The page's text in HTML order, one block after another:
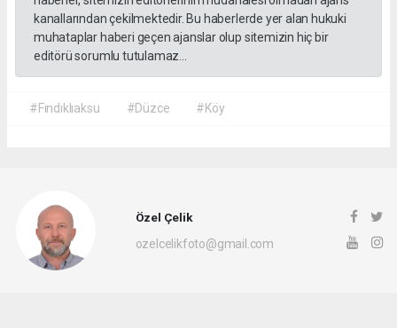
kanallarından çekilmektedir. Bu haberlerde yer alan hukuki
muhataplar haberi geçen ajanslar olup sitemizin hiç bir
editörü sorumlu tutulamaz...
#Fındıklıaksu #Düzce #Köy
Özel Çelik
ozelcelikfoto@gmail.com